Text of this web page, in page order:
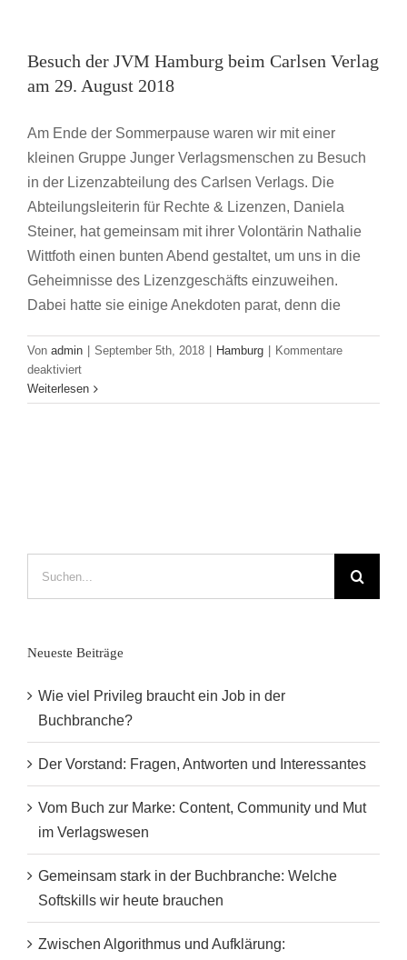
Hamburg
Besuch der JVM Hamburg beim Carlsen Verlag
am 29. August 2018
Am Ende der Sommerpause waren wir mit einer
kleinen Gruppe Junger Verlagsmenschen zu Besuch
in der Lizenzabteilung des Carlsen Verlags. Die
Abteilungsleiterin für Rechte & Lizenzen, Daniela
Steiner, hat gemeinsam mit ihrer Volontärin Nathalie
Wittfoth einen bunten Abend gestaltet, um uns in die
Geheimnisse des Lizenzgeschäfts einzuweihen.
Dabei hatte sie einige Anekdoten parat, denn die
Von admin September 5th, 2018 Hamburg
Kommentare
deaktiviertfür
Besuch
der
2018
Weiterlesen
Neueste Beiträge
Wie viel Privileg braucht ein Job in der
Buchbranche?
Der Vorstand: Fragen, Antworten und Interessantes
Vom Buch zur Marke: Content, Community und Mut
im Verlagswesen
Gemeinsam stark in der Buchbranche: Welche
Softskills wir heute brauchen
Zwischen Algorithmus und Aufklärung: